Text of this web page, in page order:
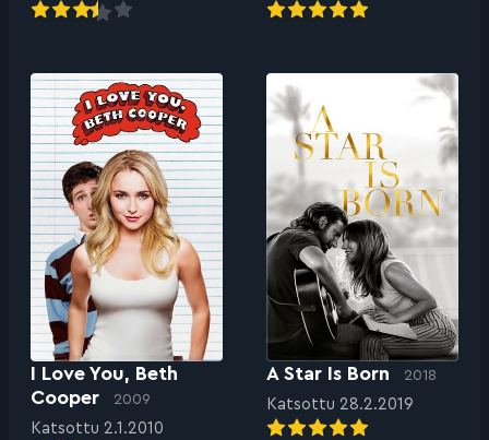
I Love You, Beth
Cooper
2009
Katsottu 2.1.2010
A Star Is Born 2018
Katsottu 28.2.2019